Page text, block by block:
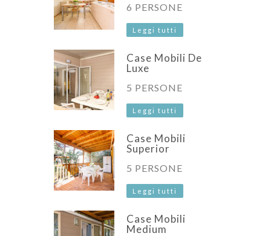
6 PERSONE
Leggi tutti
Case Mobili De
Luxe
5 PERSONE
Leggi tutti
Case Mobili
Superior
5 PERSONE
Leggi tutti
Case Mobili
Medium